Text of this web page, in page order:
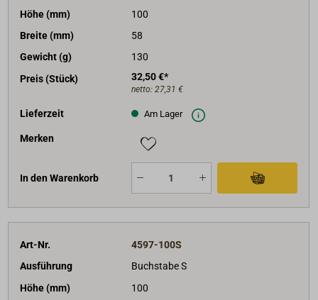
Höhe (mm)
100
Breite (mm)
58
Gewicht (g)
130
Preis (Stück)
32,50 €*
netto: 27,31 €
Lieferzeit Am Lager
Merken
In den Warenkorb
Art-Nr.
4597-100S
Ausführung
Buchstabe S
Höhe (mm)
100